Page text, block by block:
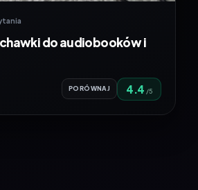
do audiobooków i
PORÓWNAJ 4.4 /5